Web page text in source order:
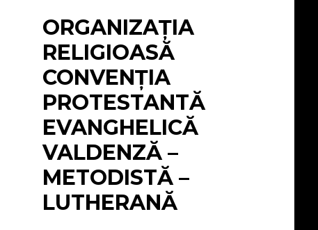
ORGANIZAȚIA
RELIGIOASĂ
CONVENŢIA
PROTESTANTĂ
EVANGHELICĂ
VALDENZĂ –
METODISTĂ –
LUTHERANĂ